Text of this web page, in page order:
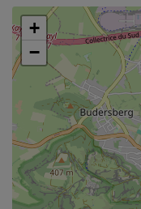
+
−
+
−